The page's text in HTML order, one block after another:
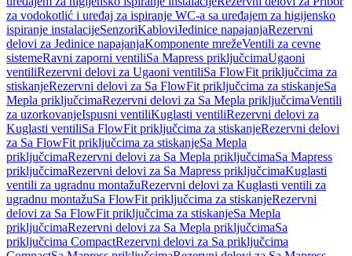
za vodokotlić i uređaj za ispiranje WC-a sa uređajem za higijensko
ispiranje instalacijeSenzoriKabloviJedinice napajanjaRezervni
delovi za Jedinice napajanjaKomponente mrežeVentili za cevne
sistemeRavni zaporni ventiliSa Mapress priključcimaUgaoni
ventiliRezervni delovi za Ugaoni ventiliSa FlowFit priključcima za
stiskanjeRezervni delovi za Sa FlowFit priključcima za stiskanjeSa
Mepla priključcimaRezervni delovi za Sa Mepla priključcimaVentili
za uzorkovanjeIspusni ventiliKuglasti ventiliRezervni delovi za
Kuglasti ventiliSa FlowFit priključcima za stiskanjeRezervni delovi
za Sa FlowFit priključcima za stiskanjeSa Mepla
priključcimaRezervni delovi za Sa Mepla priključcimaSa Mapress
priključcimaRezervni delovi za Sa Mapress priključcimaKuglasti
ventili za ugradnu montažuRezervni delovi za Kuglasti ventili za
ugradnu montažuSa FlowFit priključcima za stiskanjeRezervni
delovi za Sa FlowFit priključcima za stiskanjeSa Mepla
priključcimaRezervni delovi za Sa Mepla priključcimaSa
priključcima CompactRezervni delovi za Sa priključcima